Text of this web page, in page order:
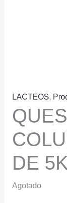
LACTEOS,
DE
Agotado